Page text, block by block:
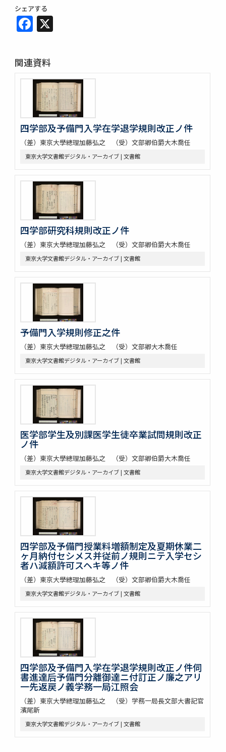
シェアする
Facebook
関連資料
四学部及予備門入学在学退学規則改正ノ件
（差）東京大學總理加藤弘之 （受）文部卿伯爵大木喬任
東京大学文書館デジタル・アーカイブ | 文書館
四学部研究科規則改正ノ件
（差）東京大學總理加藤弘之 （受）文部卿伯爵大木喬任
東京大学文書館デジタル・アーカイブ | 文書館
予備門入学規則修正之件
（差）東京大學總理加藤弘之 （受）文部卿大木喬任
東京大学文書館デジタル・アーカイブ | 文書館
医学部学生及別課医学生徒卒業試問規則改正
ノ件
（差）東京大學總理加藤弘之 （受）文部卿伯爵大木喬任
東京大学文書館デジタル・アーカイブ | 文書館
四学部及予備門授業料増額制定及夏期休業二
ヶ月納付セシメス并従前ノ規則ニテ入学セシ
者ハ減額許可スヘキ等ノ件
（差）東京大學總理加藤弘之 （受）文部卿伯爵大木喬任
東京大学文書館デジタル・アーカイブ | 文書館
四学部及予備門入学在学退学規則改正ノ件伺
書進達后予備門分離御達ニ付訂正ノ廉之アリ
一先返戻ノ義学務一局江照会
（差）東京大學總理加藤弘之 （受）学務一局長文部大書記官
濱尾新
東京大学文書館デジタル・アーカイブ | 文書館